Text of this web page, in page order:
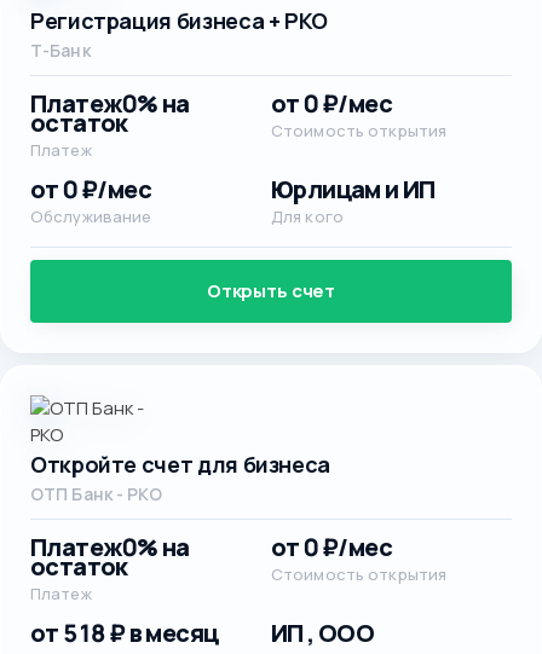
Регистрация бизнеса + РКО
Т-Банк
Платеж0% на
остаток
Платеж
от 0 ₽/мес
Стоимость открытия
от 0 ₽/мес
Обслуживание
Юрлицам и ИП
Для кого
Открыть счет
Откройте счет для бизнеса
ОТП Банк - РКО
Платеж0% на
остаток
Платеж
от 0 ₽/мес
Стоимость открытия
от 518 ₽ в месяц ИП , ООО